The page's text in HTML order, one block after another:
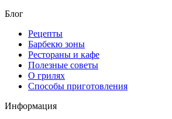
Блог
Рецепты
Барбекю зоны
Рестораны и кафе
Полезные советы
О грилях
Способы приготовления
Информация